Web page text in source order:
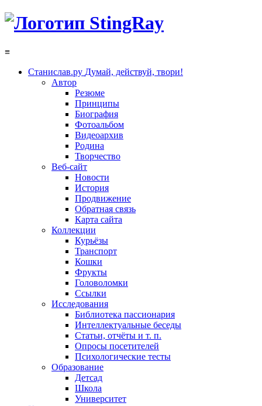
≡
Станислав.ру Думай, действуй, твори!
Автор
Резюме
Принципы
Биография
Фотоальбом
Видеоархив
Родина
Творчество
Веб-сайт
Новости
История
Продвижение
Обратная связь
Карта сайта
Коллекции
Курьёзы
Транспорт
Кошки
Фрукты
Головоломки
Ссылки
Исследования
Библиотека пассионария
Интеллектуальные беседы
Статьи, отчёты и т. п.
Опросы посетителей
Психологические тесты
Образование
Детсад
Школа
Университет